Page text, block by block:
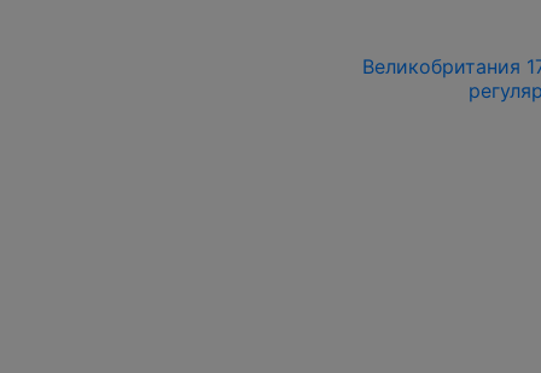
Великобритания